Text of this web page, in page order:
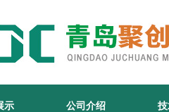
示 公司介绍